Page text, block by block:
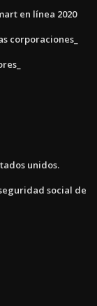
en línea 2020
corporaciones_
unidos.
social de